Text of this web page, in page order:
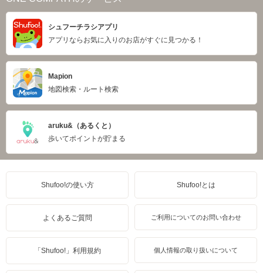
シュフーチラシアプリ
アプリならお気に入りのお店がすぐに見つかる！
Mapion
地図検索・ルート検索
aruku&（あるくと）
歩いてポイントが貯まる
Shufoo!の使い方 Shufoo!とは
よくあるご質問 ご利用についてのお問い合わせ
「Shufoo!」利用規約 個人情報の取り扱いについて